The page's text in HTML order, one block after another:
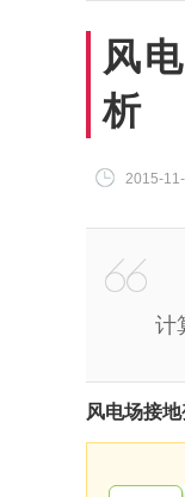
风
析
2015-
计
风电场接